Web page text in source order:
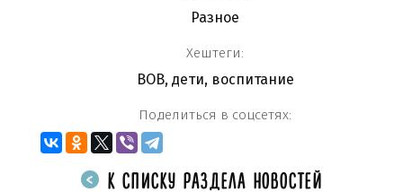
Разное
Хештеги:
ВОВ, дети, воспитание
Поделиться в соцсетях:
К СПИСКУ РАЗДЕЛА НОВОСТЕЙ